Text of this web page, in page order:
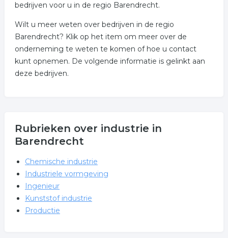
bedrijven voor u in de regio Barendrecht.
Wilt u meer weten over bedrijven in de regio
Barendrecht? Klik op het item om meer over de
onderneming te weten te komen of hoe u contact
kunt opnemen. De volgende informatie is gelinkt aan
deze bedrijven.
Rubrieken over industrie in
Barendrecht
Chemische industrie
Industriele vormgeving
Ingenieur
Kunststof industrie
Productie